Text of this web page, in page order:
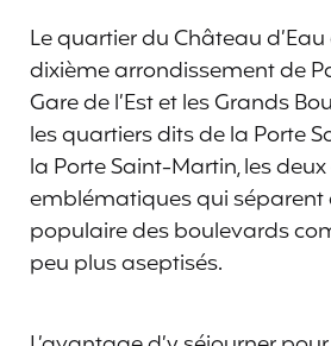
Le quartier du Château
dixième arrondissement de
Gare de l’Est et les Grands
les quartiers dits de la Porte
la Porte Saint-Martin, les
emblématiques qui séparent
populaire des boulevards
peu plus aseptisés.